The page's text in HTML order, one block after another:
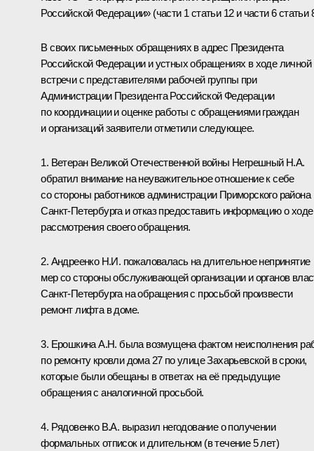
Российской Федерации» (части 1 статьи 12 и части 6 статьи
В своих письменных обращениях в адрес Президента
Российской Федерации и устных обращениях в ходе личной
встречи с представителями рабочей группы при
Администрации Президента Российской Федерации
по координации и оценке работы с обращениями граждан
и организаций заявители отметили следующее.
1. Ветеран Великой Отечественной войны Негрешный Н.А.
обратил внимание на неуважительное отношение к себе
со стороны работников администрации Приморского района
Санкт-Петербурга и отказ предоставить информацию о ходе
рассмотрения своего обращения.
2. Андреенко Н.И. пожаловалась на длительное непринятие
мер со стороны обслуживающей организации и органов
Санкт-Петербурга на обращения с просьбой произвести
ремонт лифта в доме.
3. Ерошкина А.Н. была возмущена фактом неисполнения
по ремонту кровли дома 27 по улице Захарьевской в сроки,
которые были обещаны в ответах на её предыдущие
обращения с аналогичной просьбой.
4. Рядовенко В.А. выразил негодование о получении
формальных отписок и длительном (в течение 5 лет)